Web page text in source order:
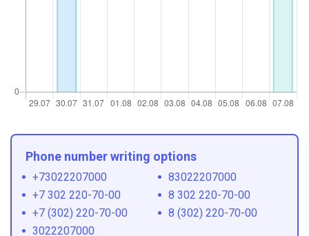
Phone number writing options
+73022207000
83022207000
+7 302 220-70-00
8 302 220-70-00
+7 (302) 220-70-00
8 (302) 220-70-00
3022207000